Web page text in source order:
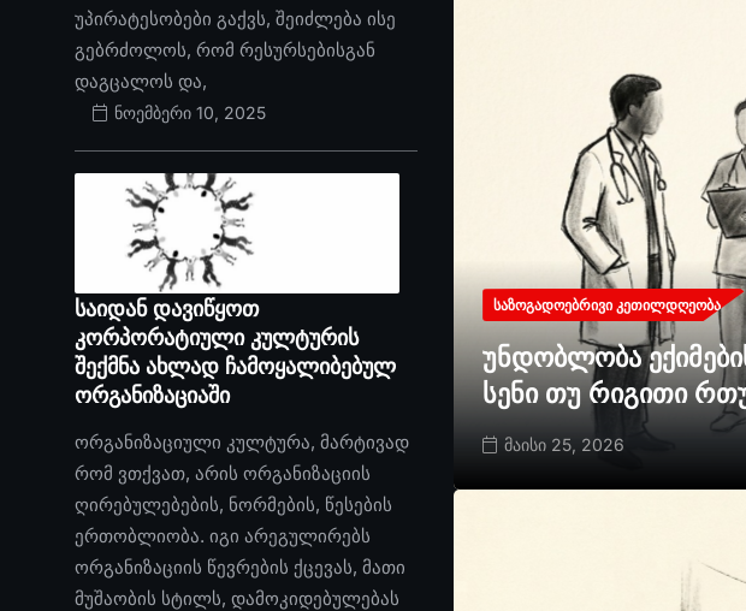
უპირატესობები გაქვს, შეიძლება ისე
გებრძოლოს, რომ რესურსებისგან
დაგცალოს და,
ნოემბერი 10, 2025
საიდან დავიწყოთ
კორპორატიული კულტურის
შექმნა ახლად ჩამოყალიბებულ
ორგანიზაციაში
ორგანიზაციული კულტურა, მარტივად
რომ ვთქვათ, არის ორგანიზაციის
ღირებულებების, ნორმების, წესების
ერთობლიობა. იგი არეგულირებს
ორგანიზაციის წევრების ქცევას, მათი
მუშაობის სტილს, დამოკიდებულებას
ᲡᲐᲖᲝᲒᲐᲓᲝᲔᲑᲠᲘᲕᲘ ᲙᲔᲗᲘᲚᲓᲦᲔᲝᲑᲐ
უნდობლობა
სენი თუ რიგითი
მაისი 25, 2026